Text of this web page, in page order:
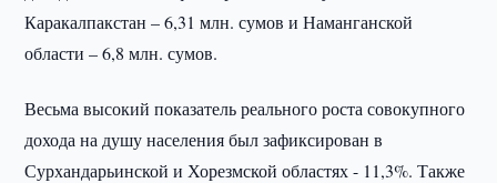
Каракалпакстан – 6,31 млн. сумов и Наманганской
области – 6,8 млн. сумов.
Весьма высокий показатель реального роста совокупного
дохода на душу населения был зафиксирован в
Сурхандарьинской и Хорезмской областях - 11,3%. Также